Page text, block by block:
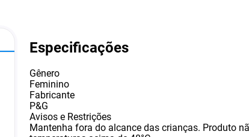
Especificações
Gênero
Feminino
Fabricante
P&G
Avisos e Restrições
Mantenha fora do alcance das crianças. Produto